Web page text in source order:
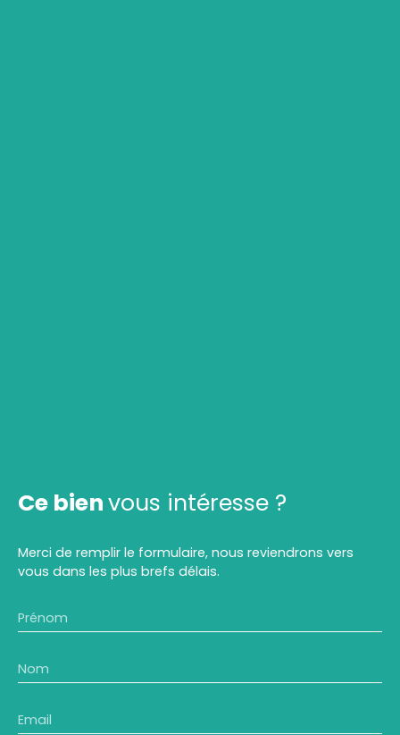
Ce bienvous intéresse ?
Merci de remplir le formulaire, nous reviendrons vers
vous dans les plus brefs délais.
Prénom
Nom
Email